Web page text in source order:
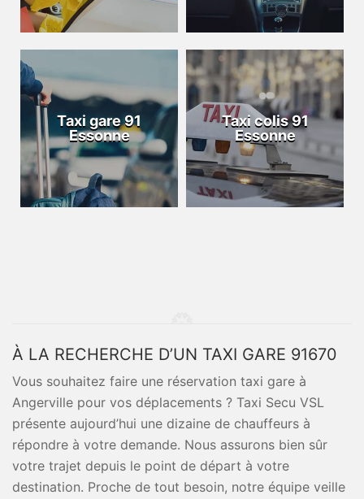
Taxi gare 91
Essonne
Taxi colis 91
Essonne
À LA RECHERCHE D’UN TAXI GARE 91670
Vous souhaitez faire une réservation taxi gare à
Angerville pour vos déplacements ? Taxi Secu VSL
présente aujourd’hui une dizaine de chauffeurs à
répondre à votre demande. Nous assurons bien sûr
votre trajet depuis le point de départ à votre
destination. Proche de tout besoin, notre équipe veille